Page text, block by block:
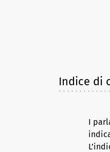
Indice di
I